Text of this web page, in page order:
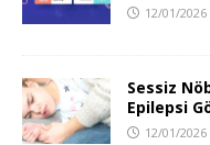
12/01/2026
Sessiz
Epilepsi
12/01/2026